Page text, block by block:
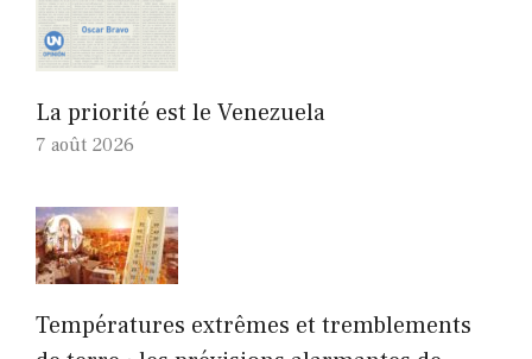
La priorité est le Venezuela
7 août 2026
Températures extrêmes et tremblements